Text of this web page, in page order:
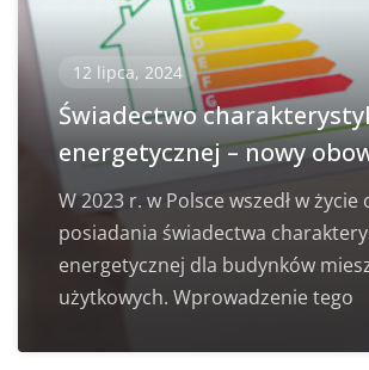
12 lipca, 2024
Świadectwo
energetycznej – nowy
W 2023 r. w Polsce wszedł w
posiadania świadectwa
energetycznej dla budynków
użytkowych. Wprowadzenie tego